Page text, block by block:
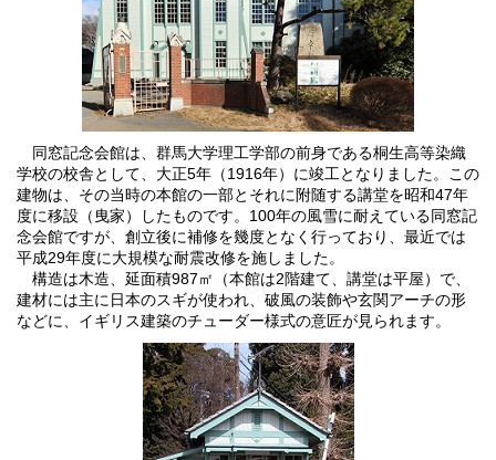
同窓記念会館は、群馬大学理工学部の前身である桐生高等染織
学校の校舎として、大正5年（1916年）に竣工となりました。この
建物は、その当時の本館の一部とそれに附随する講堂を昭和47年
度に移設（曳家）したものです。100年の風雪に耐えている同窓記
念会館ですが、創立後に補修を幾度となく行っており、最近では
平成29年度に大規模な耐震改修を施しました。
構造は木造、延面積987㎡（本館は2階建て、講堂は平屋）で、
建材には主に日本のスギが使われ、破風の装飾や玄関アーチの形
などに、イギリス建築のチューダー様式の意匠が見られます。